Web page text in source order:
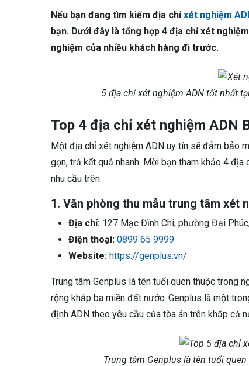
Nếu bạn đang tìm kiếm địa chỉxét nghiệm
bạn. Dưới đây là tổng hợp 4 địa chỉ xét
nghiệm của nhiều khách hàng đi trước.
5 địa chỉ xét nghiệm ADN tốt nhất
Top 4 địa chỉ xét nghiệm ADN
Một địa chỉ xét nghiệm ADN uy tín sẽ đảm bảo
gọn, trả kết quả nhanh. Mời bạn tham khảo 4
nhu cầu trên.
1. Văn phòng thu mẫu trung tâm xét
Địa chỉ: 127 Mạc Đĩnh Chi, phường Đại
Điện thoại: 0899 65 9999
Website: https://genplus.vn/
Trung tâm Genplus là tên tuổi quen thuộc trong
rộng khắp ba miền đất nước. Genplus là một
định ADN theo yêu cầu của tòa án trên khắp cả
Trung tâm Genplus là tên tuổi